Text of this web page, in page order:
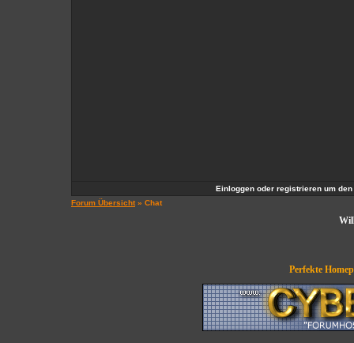
Einloggen oder registrieren um den
Forum Übersicht» Chat
Perfekte